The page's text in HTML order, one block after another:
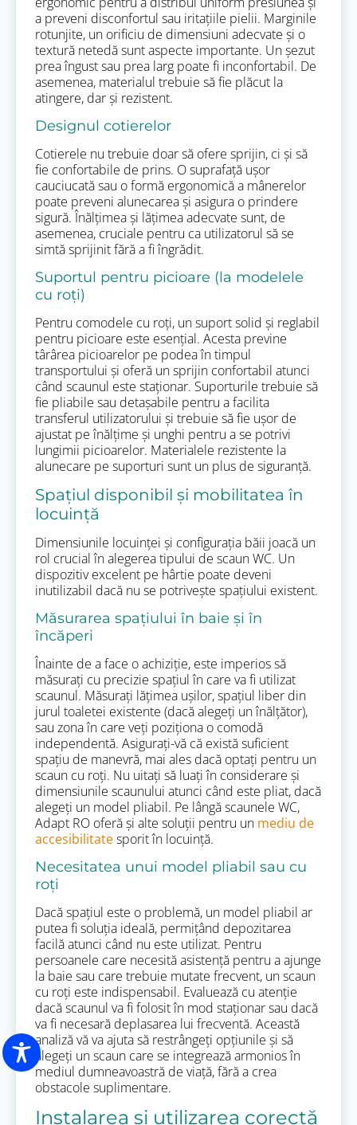
a preveni disconfortul sau iritațiile pielii. Marginile
rotunjite, un orificiu de dimensiuni adecvate și o
textură netedă sunt aspecte importante. Un șezut
prea îngust sau prea larg poate fi inconfortabil. De
asemenea, materialul trebuie să fie plăcut la
atingere, dar și rezistent.
Designul cotierelor
Cotierele nu trebuie doar să ofere sprijin, ci și să
fie confortabile de prins. O suprafață ușor
cauciucată sau o formă ergonomică a mânerelor
poate preveni alunecarea și asigura o prindere
sigură. Înălțimea și lățimea adecvate sunt, de
asemenea, cruciale pentru ca utilizatorul să se
simtă sprijinit fără a fi îngrădit.
Suportul pentru picioare (la modelele
cu roți)
Pentru comodele cu roți, un suport solid și reglabil
pentru picioare este esențial. Acesta previne
târârea picioarelor pe podea în timpul
transportului și oferă un sprijin confortabil atunci
când scaunul este staționar. Suporturile trebuie să
fie pliabile sau detașabile pentru a facilita
transferul utilizatorului și trebuie să fie ușor de
ajustat pe înălțime și unghi pentru a se potrivi
lungimii picioarelor. Materialele rezistente la
alunecare pe suporturi sunt un plus de siguranță.
Spațiul disponibil și mobilitatea în
locuință
Dimensiunile locuinței și configurația băii joacă un
rol crucial în alegerea tipului de scaun WC. Un
dispozitiv excelent pe hârtie poate deveni
inutilizabil dacă nu se potrivește spațiului existent.
Măsurarea spațiului în baie și în
încăperi
Înainte de a face o achiziție, este imperios să
măsurați cu precizie spațiul în care va fi utilizat
scaunul. Măsurați lățimea ușilor, spațiul liber din
jurul toaletei existente (dacă alegeți un înălțător),
sau zona în care veți poziționa o comodă
independentă. Asigurați-vă că există suficient
spațiu de manevră, mai ales dacă optați pentru un
scaun cu roți. Nu uitați să luați în considerare și
dimensiunile scaunului atunci când este pliat, dacă
alegeți un model pliabil. Pe lângă scaunele WC,
Adapt RO oferă și alte soluții pentru un mediu de
accesibilitatesporit în locuință.
Necesitatea unui model pliabil sau cu
roți
Dacă spațiul este o problemă, un model pliabil ar
putea fi soluția ideală, permițând depozitarea
facilă atunci când nu este utilizat. Pentru
persoanele care necesită asistență pentru a ajunge
la baie sau care trebuie mutate frecvent, un scaun
cu roți este indispensabil. Evaluează cu atenție
dacă scaunul va fi folosit în mod staționar sau dacă
va fi necesară deplasarea lui frecventă. Această
analiză vă va ajuta să restrângeți opțiunile și să
alegeți un scaun care se integrează armonios în
mediul dumneavoastră de viață, fără a crea
obstacole suplimentare.
Instalarea și utilizarea corectă